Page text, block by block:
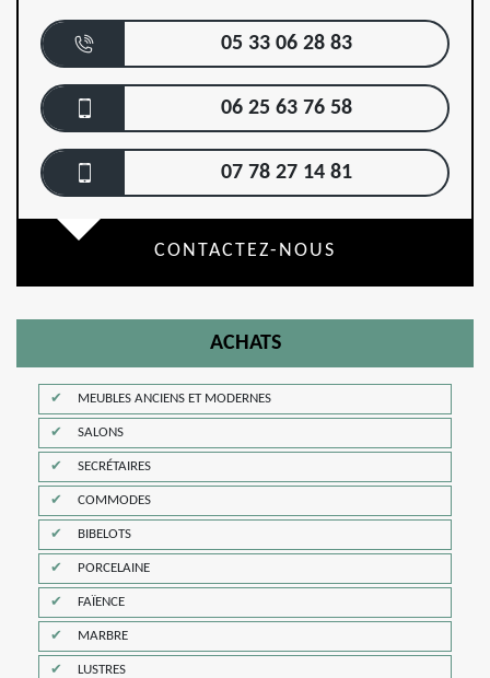
05 33 06 28 83
06 25 63 76 58
07 78 27 14 81
CONTACTEZ-NOUS
ACHATS
MEUBLES ANCIENS ET MODERNES
SALONS
SECRÉTAIRES
COMMODES
BIBELOTS
PORCELAINE
FAÏENCE
MARBRE
LUSTRES